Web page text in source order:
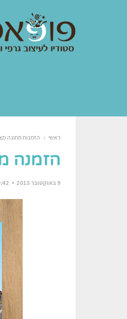
ראשי ‹ הזמנות חתונה
הזמנה
9 באוקטובר 2015